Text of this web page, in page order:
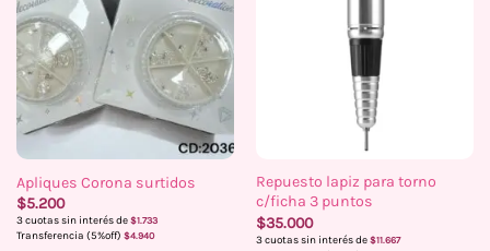
Apliques Corona surtidos
$5.200
3 cuotas sin interés de $1.733
Transferencia (5%off) $4.940
Repuesto lapiz para torno
c/ficha 3 puntos
$35.000
3 cuotas sin interés de $11.667